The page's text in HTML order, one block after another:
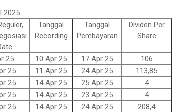
2025
Tanggal
Recording
Tanggal
Pembayaran
Dividen Per
Share
25 10 Apr 25 17 Apr 25
106
25 11 Apr 25 24 Apr 25
113,85
25 14 Apr 25 25 Apr 25
4
25 14 Apr 25 23 Apr 25
4
25 14 Apr 25 24 Apr 25
208,4